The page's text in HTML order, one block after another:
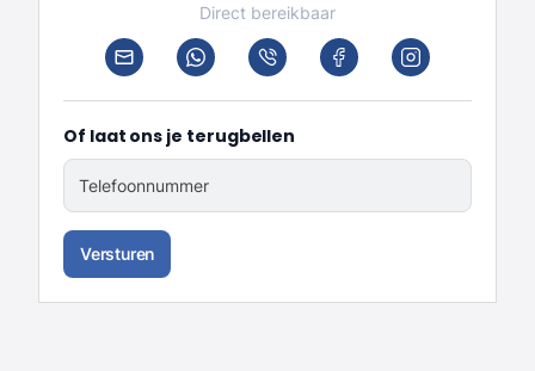
Direct bereikbaar
Of laat ons je terugbellen
Telefoonnummer
Versturen